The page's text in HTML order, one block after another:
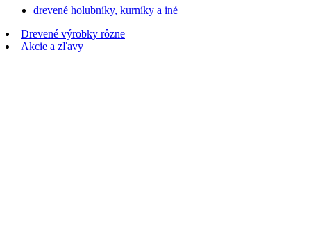
drevené holubníky, kurníky a iné
Drevené výrobky rôzne
Akcie a zľavy